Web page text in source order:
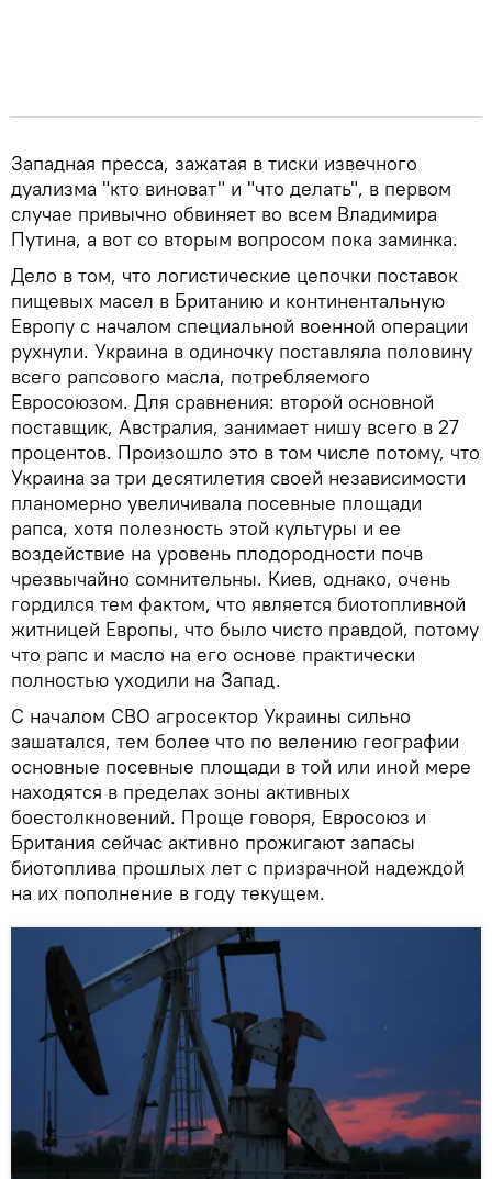
Западная пресса, зажатая в тиски извечного
дуализма "кто виноват" и "что делать", в первом
случае привычно обвиняет во всем Владимира
Путина, а вот со вторым вопросом пока заминка.
Дело в том, что логистические цепочки поставок
пищевых масел в Британию и континентальную
Европу с началом специальной военной операции
рухнули. Украина в одиночку поставляла половину
всего рапсового масла, потребляемого
Евросоюзом. Для сравнения: второй основной
поставщик, Австралия, занимает нишу всего в 27
процентов. Произошло это в том числе потому, что
Украина за три десятилетия своей независимости
планомерно увеличивала посевные площади
рапса, хотя полезность этой культуры и ее
воздействие на уровень плодородности почв
чрезвычайно сомнительны. Киев, однако, очень
гордился тем фактом, что является биотопливной
житницей Европы, что было чисто правдой, потому
что рапс и масло на его основе практически
полностью уходили на Запад.
С началом СВО агросектор Украины сильно
зашатался, тем более что по велению географии
основные посевные площади в той или иной мере
находятся в пределах зоны активных
боестолкновений. Проще говоря, Евросоюз и
Британия сейчас активно прожигают запасы
биотоплива прошлых лет с призрачной надеждой
на их пополнение в году текущем.